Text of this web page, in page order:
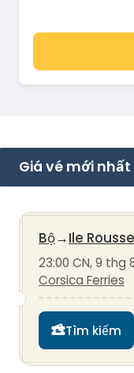
Giá vé mới nhất
Bộ→Ile Rousse
23:00 CN, 9 thg
Corsica Ferries
Tìm kiếm